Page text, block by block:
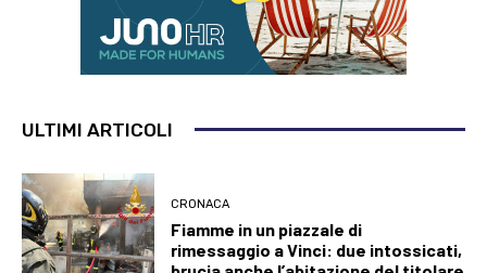
ULTIMI ARTICOLI
CRONACA
Fiamme in un piazzale di
rimessaggio a Vinci: due intossicati,